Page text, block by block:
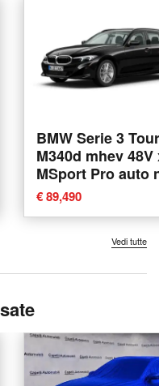
BMW Serie 3
M340d mhev 48V xdrive
MSport Pro auto
a Torino
€ 89,490
Vedi tutte